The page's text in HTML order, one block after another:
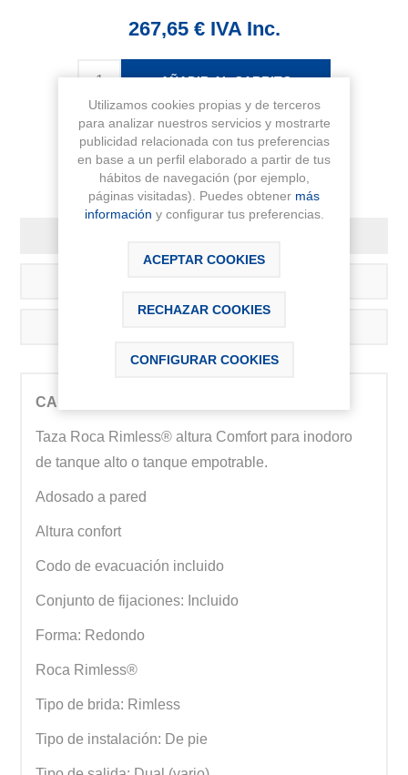
267,65 € IVA Inc.
AÑADIR AL CARRITO
CARACTERÍSTICAS TÉCNICAS
Taza Roca Rimless® altura Comfort para inodoro
de tanque alto o tanque empotrable.
Adosado a pared
Altura confort
Codo de evacuación incluido
Conjunto de fijaciones: Incluido
Forma: Redondo
Roca Rimless®
Tipo de brida: Rimless
Tipo de instalación: De pie
Utilizamos cookies propias y de terceros
para analizar nuestros servicios y mostrarte
publicidad relacionada con tus preferencias
en base a un perfil elaborado a partir de tus
hábitos de navegación (por ejemplo,
páginas visitadas). Puedes obtener más
información y configurar tus preferencias.
ACEPTAR COOKIES
RECHAZAR COOKIES
CONFIGURAR COOKIES